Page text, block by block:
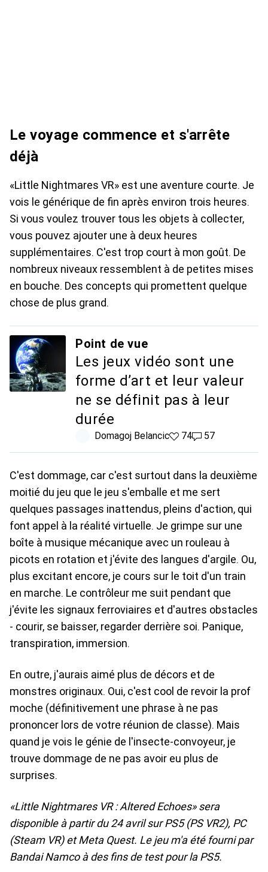
Le voyage commence et s'arrête
déjà
«Little Nightmares VR» est une aventure courte. Je
vois le générique de fin après environ trois heures.
Si vous voulez trouver tous les objets à collecter,
vous pouvez ajouter une à deux heures
supplémentaires. C'est trop court à mon goût. De
nombreux niveaux ressemblent à de petites mises
en bouche. Des concepts qui promettent quelque
chose de plus grand.
Point de vue
Les jeux vidéo sont une
forme d’art et leur valeur
ne se définit pas à leur
durée
Domagoj Belancic74 likes
7457 commentaires
57
C'est dommage, car c'est surtout dans la deuxième
moitié du jeu que le jeu s'emballe et me sert
quelques passages inattendus, pleins d'action, qui
font appel à la réalité virtuelle. Je grimpe sur une
boîte à musique mécanique avec un rouleau à
picots en rotation et j'évite des langues d'argile. Ou,
plus excitant encore, je cours sur le toit d'un train
en marche. Le contrôleur me suit pendant que
j'évite les signaux ferroviaires et d'autres obstacles
- courir, se baisser, regarder derrière soi. Panique,
transpiration, immersion.
En outre, j'aurais aimé plus de décors et de
monstres originaux. Oui, c'est cool de revoir la prof
moche (définitivement une phrase à ne pas
prononcer lors de votre réunion de classe). Mais
quand je vois le génie de l'insecte-convoyeur, je
trouve dommage de ne pas avoir eu plus de
surprises.
«Little Nightmares VR : Altered Echoes» sera
disponible à partir du 24 avril sur PS5 (PS VR2), PC
(Steam VR) et Meta Quest. Le jeu m'a été fourni par
Bandai Namco à des fins de test pour la PS5.